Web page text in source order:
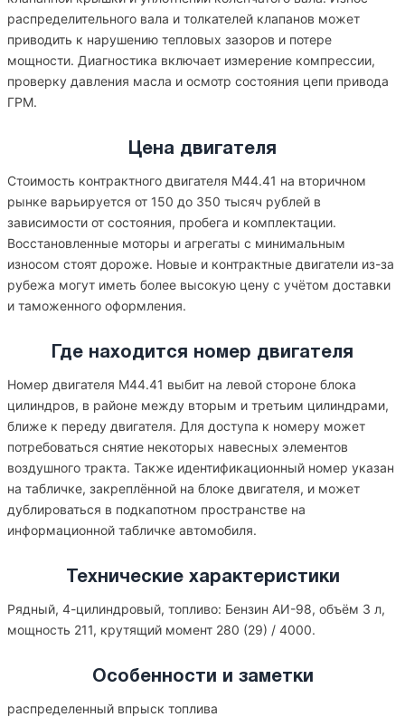
распределительного вала и толкателей клапанов может
приводить к нарушению тепловых зазоров и потере
мощности. Диагностика включает измерение компрессии,
проверку давления масла и осмотр состояния цепи привода
ГРМ.
Цена двигателя
Стоимость контрактного двигателя M44.41 на вторичном
рынке варьируется от 150 до 350 тысяч рублей в
зависимости от состояния, пробега и комплектации.
Восстановленные моторы и агрегаты с минимальным
износом стоят дороже. Новые и контрактные двигатели из-за
рубежа могут иметь более высокую цену с учётом доставки
и таможенного оформления.
Где находится номер двигателя
Номер двигателя M44.41 выбит на левой стороне блока
цилиндров, в районе между вторым и третьим цилиндрами,
ближе к переду двигателя. Для доступа к номеру может
потребоваться снятие некоторых навесных элементов
воздушного тракта. Также идентификационный номер указан
на табличке, закреплённой на блоке двигателя, и может
дублироваться в подкапотном пространстве на
информационной табличке автомобиля.
Технические характеристики
Рядный, 4-цилиндровый, топливо: Бензин АИ-98, объём 3 л,
мощность 211, крутящий момент 280 (29) / 4000.
Особенности и заметки
распределенный впрыск топлива